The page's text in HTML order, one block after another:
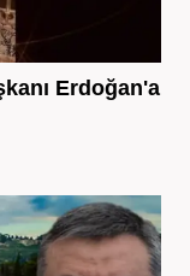
Erdoğan'a